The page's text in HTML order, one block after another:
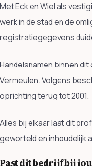
Met Eck en Wiel als
werk in de stad en de
registratiegegevens
Handelsnamen binnen
Vermeulen. Volgens
oprichting terug tot 2001.
Alles bij elkaar laat dit
geworteld en inhoudelijk
Past dit bedrijf bij